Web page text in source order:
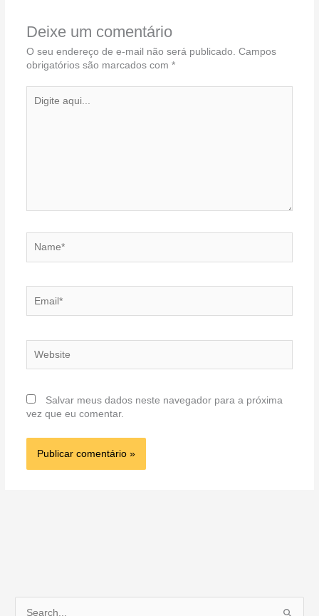
Deixe um comentário
O seu endereço de e-mail não será publicado. Campos
obrigatórios são marcados com *
aqui...
Salvar meus dados neste navegador para a próxima
vez que eu comentar.